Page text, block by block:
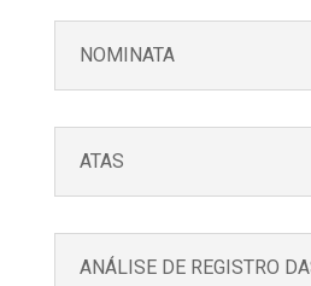
NOMINATA
ATAS
ANÁLISE DE REGISTRO